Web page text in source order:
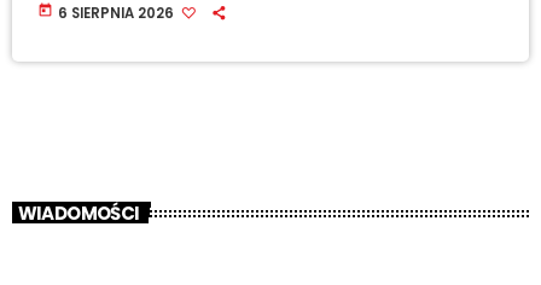
today 6 SIERPNIA 2026
WIADOMOŚCI